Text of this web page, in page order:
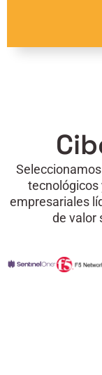
tecnológicos
empresariales
de valor